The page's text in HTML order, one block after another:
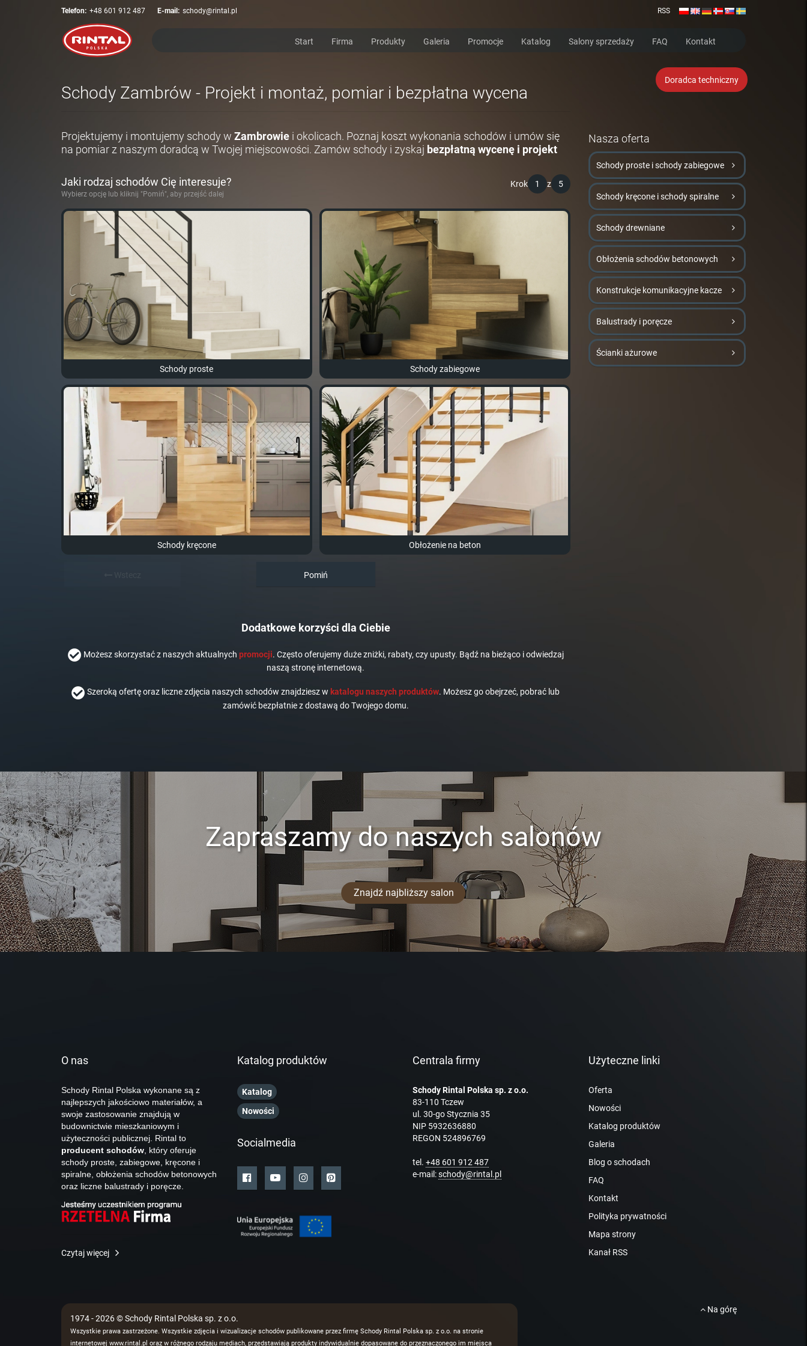
Telefon: +48 601 912 487 E-mail: schody@rintal.pl RSS
Start Firma Produkty Galeria Promocje Katalog Salony sprzedaży FAQ Kontakt
Doradca techniczny
Schody Zambrów - Projekt i montaż, pomiar i bezpłatna wycena
Projektujemy i montujemy schody w Zambrowie i okolicach. Poznaj koszt wykonania schodów i umów się
na pomiar z naszym doradcą w Twojej miejscowości. Zamów schody i zyskaj bezpłatną wycenę i projekt
Krok 1 z 5
Jaki rodzaj schodów Cię interesuje?
Wybierz opcję lub kliknij "Pomiń", aby przejść dalej
Schody proste Schody zabiegowe
Schody kręcone Obłożenie na beton
Pomiń
Dodatkowe korzyści dla Ciebie
Możesz skorzystać z naszych aktualnych promocji. Często oferujemy duże zniżki, rabaty, czy upusty. Bądź na bieżąco i odwiedzaj
naszą stronę internetową.
Szeroką ofertę oraz liczne zdjęcia naszych schodów znajdziesz w katalogu naszych produktów. Możesz go obejrzeć, pobrać lub
zamówić bezpłatnie z dostawą do Twojego domu.
Nasza oferta
Schody proste i schody zabiegowe
Schody kręcone i schody spiralne
Schody drewniane
Obłożenia schodów betonowych
Konstrukcje komunikacyjne kacze
Balustrady i poręcze
Ścianki ażurowe
Zapraszamy do naszych salonów
Znajdź najbliższy salon
O nas
Schody Rintal Polska wykonane są z
najlepszych jakościowo materiałów, a
swoje zastosowanie znajdują w
budownictwie mieszkaniowym i
użyteczności publicznej. Rintal to
producent schodów , który oferuje
schody proste, zabiegowe, kręcone i
spiralne, obłożenia schodów betonowych
oraz liczne balustrady i poręcze.
Czytaj więcej
Katalog produktów
Katalog
Nowości
Socialmedia
Centrala firmy
Schody Rintal Polska sp. z o.o.
83-110 Tczew
ul. 30-go Stycznia 35
NIP 5932636880
REGON 524896769
tel. +48 601 912 487
e-mail:schody@rintal.pl
Użyteczne linki
Oferta
Nowości
Katalog produktów
Galeria
Blog o schodach
FAQ
Kontakt
Polityka prywatności
Mapa strony
Kanał RSS
1974 - 2026 © Schody Rintal Polska sp. z o.o.
Wszystkie prawa zastrzeżone. Wszystkie zdjęcia i wizualizacje schodów publikowane przez firmę Schody Rintal Polska sp. z o.o. na stronie
internetowej www.rintal.pl oraz w różnego rodzaju mediach, przedstawiają produkty indywidualnie dopasowane do przeznaczonego im miejsca
Na górę